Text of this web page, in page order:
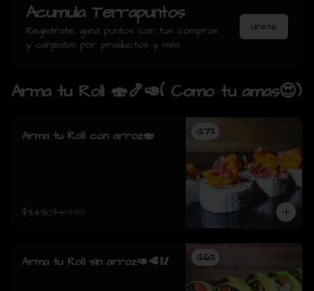
AcumulaTerrapuntos
Regístrate, gana puntos con tus compras
y canjealos por productos y más
Únete
Arma tu Roll 🍣🍤🥑( Como tu amas😍)
-27%
Arma tu Roll con arroz🍣
$3.490$4.790
-26%
Arma tu Roll sin arroz🥑🥩🥢